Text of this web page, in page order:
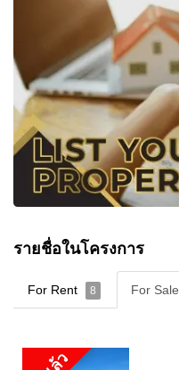
รายชื่อในโครงการ
For Rent 8 For Sale